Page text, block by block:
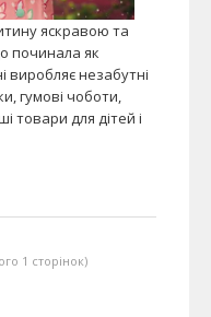
яскравою та
починала як
виробляє незабутні
гумові чоботи,
товари для дітей і
1 сторінок)